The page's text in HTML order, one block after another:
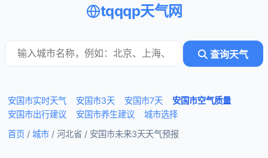
tqqqp天气网
查询天气
安国市实时天气 安国市3天 安国市7天
安国市空气质量
安国市出行建议
安国市养生建议
城市选择
首页 / 城市 / 河北省 / 安国市未来3天天气预报